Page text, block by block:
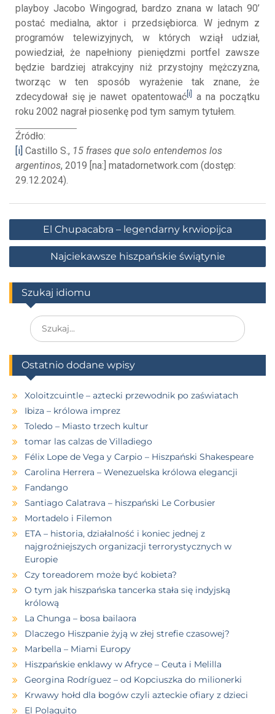
playboy Jacobo Wingograd, bardzo znana w latach 90’
postać medialna, aktor i przedsiębiorca. W jednym z
programów telewizyjnych, w których wziął udział,
powiedział, że napełniony pieniędzmi portfel zawsze
będzie bardziej atrakcyjny niż przystojny mężczyzna,
tworząc w ten sposób wyrażenie tak znane, że
zdecydował się je nawet opatentować [i]
a na początku
roku 2002 nagrał piosenkę pod tym samym tytułem.
Źródło:
[i] Castillo S., 15 frases que solo entendemos los
argentinos, 2019 [na:] matadornetwork.com (dostęp:
29.12.2024).
El Chupacabra – legendarny krwiopijca
Najciekawsze hiszpańskie świątynie
Szukaj idiomu
Ostatnio dodane wpisy
Xoloitzcuintle – aztecki przewodnik po zaświatach
Ibiza – królowa imprez
Toledo – Miasto trzech kultur
tomar las calzas de Villadiego
Félix Lope de Vega y Carpio – Hiszpański Shakespeare
Carolina Herrera – Wenezuelska królowa elegancji
Fandango
Santiago Calatrava – hiszpański Le Corbusier
Mortadelo i Filemon
ETA – historia, działalność i koniec jednej z
najgroźniejszych organizacji terrorystycznych w
Europie
Czy toreadorem może być kobieta?
O tym jak hiszpańska tancerka stała się indyjską
królową
La Chunga – bosa bailaora
Dlaczego Hiszpanie żyją w złej strefie czasowej?
Marbella – Miami Europy
Hiszpańskie enklawy w Afryce – Ceuta i Melilla
Georgina Rodríguez – od Kopciuszka do milionerki
Krwawy hołd dla bogów czyli azteckie ofiary z dzieci
El Polaquito